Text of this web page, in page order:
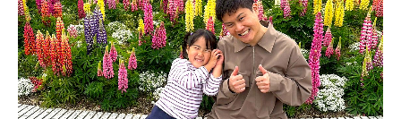
プライバシーポリシー サイトマップ